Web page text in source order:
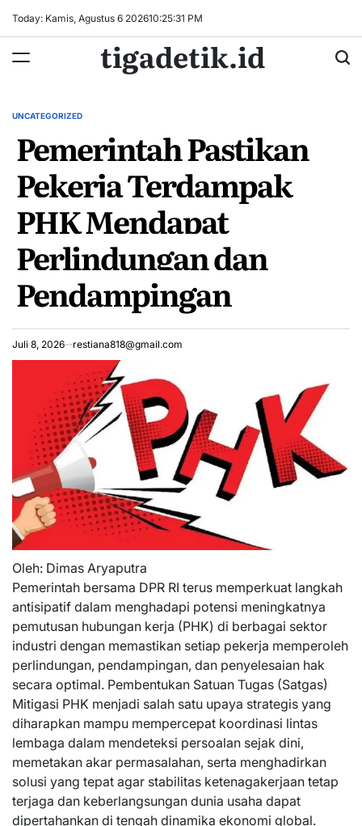
Today: Kamis, Agustus 6 202610:25:31 PM
tigadetik.id
POSTED
UNCATEGORIZED
Pemerintah Pastikan
Pekerja Terdampak
PHK Mendapat
Perlindungan dan
Pendampingan
Juli 8, 2026 restiana818@gmail.com
Oleh: Dimas Aryaputra
Pemerintah bersama DPR RI terus memperkuat langkah
antisipatif dalam menghadapi potensi meningkatnya
pemutusan hubungan kerja (PHK) di berbagai sektor
industri dengan memastikan setiap pekerja memperoleh
perlindungan, pendampingan, dan penyelesaian hak
secara optimal. Pembentukan Satuan Tugas (Satgas)
Mitigasi PHK menjadi salah satu upaya strategis yang
diharapkan mampu mempercepat koordinasi lintas
lembaga dalam mendeteksi persoalan sejak dini,
memetakan akar permasalahan, serta menghadirkan
solusi yang tepat agar stabilitas ketenagakerjaan tetap
terjaga dan keberlangsungan dunia usaha dapat
dipertahankan di tengah dinamika ekonomi global.